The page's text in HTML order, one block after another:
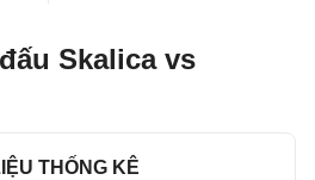
Skalica vs
THỐNG KÊ